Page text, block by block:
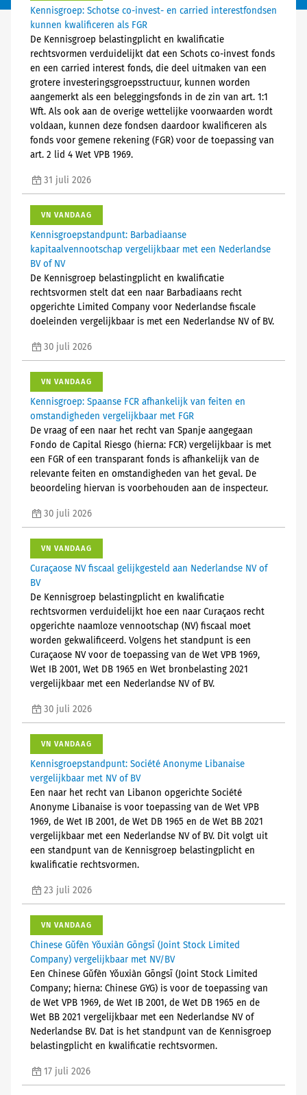
Kennisgroep: Schotse co-invest- en carried interestfondsen
kunnen kwalificeren als FGR
De Kennisgroep belastingplicht en kwalificatie
rechtsvormen verduidelijkt dat een Schots co-invest fonds
en een carried interest fonds, die deel uitmaken van een
grotere investeringsgroepsstructuur, kunnen worden
aangemerkt als een beleggingsfonds in de zin van art. 1:1
Wft. Als ook aan de overige wettelijke voorwaarden wordt
voldaan, kunnen deze fondsen daardoor kwalificeren als
fonds voor gemene rekening (FGR) voor de toepassing van
art. 2 lid 4 Wet VPB 1969.
31 juli 2026
VN VANDAAG
Kennisgroepstandpunt: Barbadiaanse
kapitaalvennootschap vergelijkbaar met een Nederlandse
BV of NV
De Kennisgroep belastingplicht en kwalificatie
rechtsvormen stelt dat een naar Barbadiaans recht
opgerichte Limited Company voor Nederlandse fiscale
doeleinden vergelijkbaar is met een Nederlandse NV of BV.
30 juli 2026
VN VANDAAG
Kennisgroep: Spaanse FCR afhankelijk van feiten en
omstandigheden vergelijkbaar met FGR
De vraag of een naar het recht van Spanje aangegaan
Fondo de Capital Riesgo (hierna: FCR) vergelijkbaar is met
een FGR of een transparant fonds is afhankelijk van de
relevante feiten en omstandigheden van het geval. De
beoordeling hiervan is voorbehouden aan de inspecteur.
30 juli 2026
VN VANDAAG
Curaçaose NV fiscaal gelijkgesteld aan Nederlandse NV of
BV
De Kennisgroep belastingplicht en kwalificatie
rechtsvormen verduidelijkt hoe een naar Curaçaos recht
opgerichte naamloze vennootschap (NV) fiscaal moet
worden gekwalificeerd. Volgens het standpunt is een
Curaçaose NV voor de toepassing van de Wet VPB 1969,
Wet IB 2001, Wet DB 1965 en Wet bronbelasting 2021
vergelijkbaar met een Nederlandse NV of BV.
30 juli 2026
VN VANDAAG
Kennisgroepstandpunt: Société Anonyme Libanaise
vergelijkbaar met NV of BV
Een naar het recht van Libanon opgerichte Société
Anonyme Libanaise is voor toepassing van de Wet VPB
1969, de Wet IB 2001, de Wet DB 1965 en de Wet BB 2021
vergelijkbaar met een Nederlandse NV of BV. Dit volgt uit
een standpunt van de Kennisgroep belastingplicht en
kwalificatie rechtsvormen.
23 juli 2026
VN VANDAAG
Chinese Gǔfèn Yǒuxiàn Gōngsī (Joint Stock Limited
Company) vergelijkbaar met NV/BV
Een Chinese Gǔfèn Yǒuxiàn Gōngsī (Joint Stock Limited
Company; hierna: Chinese GYG) is voor de toepassing van
de Wet VPB 1969, de Wet IB 2001, de Wet DB 1965 en de
Wet BB 2021 vergelijkbaar met een Nederlandse NV of
Nederlandse BV. Dat is het standpunt van de Kennisgroep
belastingplicht en kwalificatie rechtsvormen.
17 juli 2026